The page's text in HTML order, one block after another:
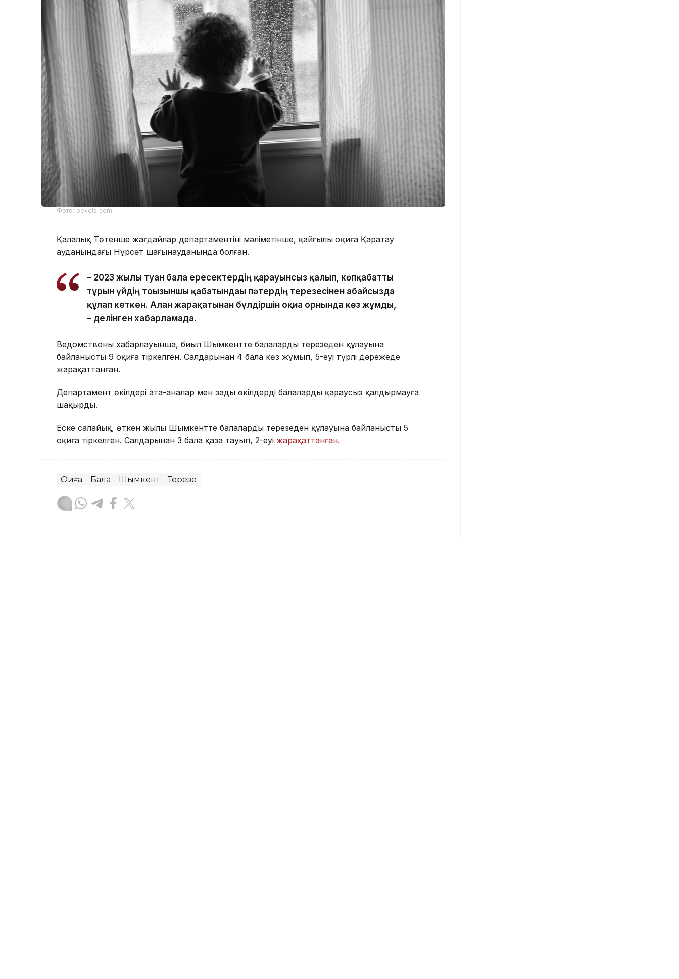
Фото: pexels.com
Қалалық Төтенше жағдайлар департаментінің мәліметінше, қайғылы оқиға Қаратау
ауданындағы Нұрсәт шағынауданында болған.
– 2023 жылы туған бала ересектердің қарауынсыз қалып, көпқабатты
тұрғын үйдің тоғызыншы қабатындағы пәтердің терезесінен абайсызда
құлап кеткен. Алған жарақатынан бүлдіршін оқиға орнында көз жұмды,
– делінген хабарламада.
Ведомствоның хабарлауынша, биыл Шымкентте балалардың терезеден құлауына
байланысты 9 оқиға тіркелген. Салдарынан 4 бала көз жұмып, 5-еуі түрлі дәрежеде
жарақаттанған.
Департамент өкілдері ата-аналар мен заңды өкілдерді балаларды қараусыз қалдырмауға
шақырды.
Еске салайық, өткен жылы Шымкентте балалардың терезеден құлауына байланысты 5
оқиға тіркелген. Салдарынан 3 бала қаза тауып, 2-еуі жарақаттанған.
Оқиға Бала Шымкент Терезе